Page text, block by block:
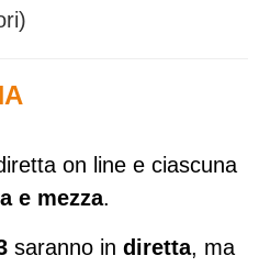
on line e ciascuna
e mezza.
saranno in diretta, ma